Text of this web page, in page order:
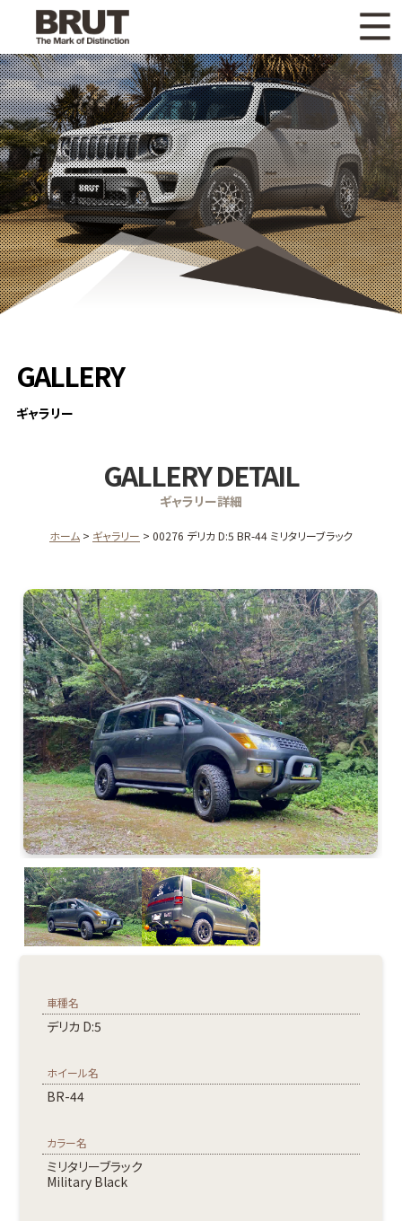
WHAT'S NEW ニュース
WHEEL LINEUP ホイールラインナップ
OTHER PRODUCT 関連製品
GALLERY ギャラリー
CATALOG カタログ請求
PRIVACY POLICY 個人情報保護方針
GALLERY
ギャラリー
GALLERY DETAIL
ギャラリー詳細
ホーム ギャラリー 00276 デリカ D:5 BR-44 ミリタリーブラック
車種名
デリカ D:5
ホイール名
BR-44
カラー名
ミリタリーブラック
Military Black